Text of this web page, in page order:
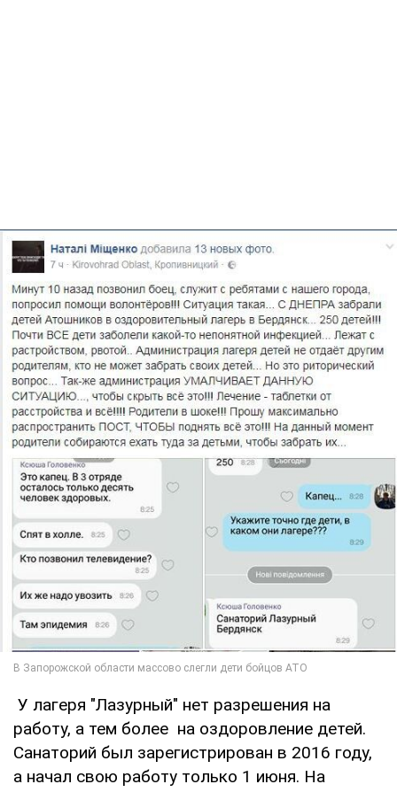
У лагеря "Лазурный" нет разрешения на
работу, а тем более на оздоровление детей.
Санаторий был зарегистрирован в 2016 году,
а начал свою работу только 1 июня. На